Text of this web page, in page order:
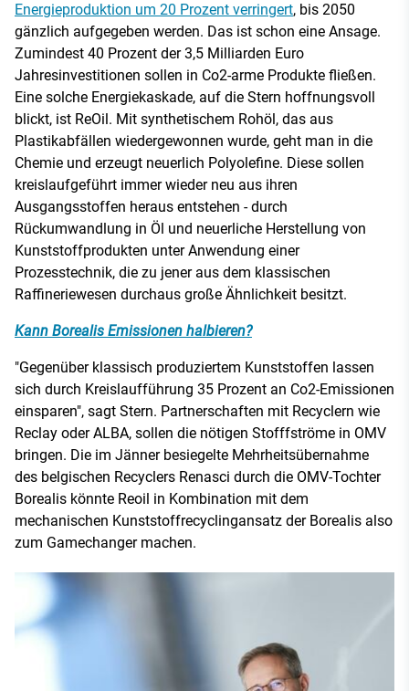
Energieproduktion um 20 Prozent verringert, bis 2050
gänzlich aufgegeben werden. Das ist schon eine Ansage.
Zumindest 40 Prozent der 3,5 Milliarden Euro
Jahresinvestitionen sollen in Co2-arme Produkte fließen.
Eine solche Energiekaskade, auf die Stern hoffnungsvoll
blickt, ist ReOil. Mit synthetischem Rohöl, das aus
Plastikabfällen wiedergewonnen wurde, geht man in die
Chemie und erzeugt neuerlich Polyolefine. Diese sollen
kreislaufgeführt immer wieder neu aus ihren
Ausgangsstoffen heraus entstehen - durch
Rückumwandlung in Öl und neuerliche Herstellung von
Kunststoffprodukten unter Anwendung einer
Prozesstechnik, die zu jener aus dem klassischen
Raffineriewesen durchaus große Ähnlichkeit besitzt.
Kann Borealis Emissionen halbieren?
"Gegenüber klassisch produziertem Kunststoffen lassen
sich durch Kreislaufführung 35 Prozent an Co2-Emissionen
einsparen", sagt Stern. Partnerschaften mit Recyclern wie
Reclay oder ALBA, sollen die nötigen Stofffströme in OMV
bringen. Die im Jänner besiegelte Mehrheitsübernahme
des belgischen Recyclers Renasci durch die OMV-Tochter
Borealis könnte Reoil in Kombination mit dem
mechanischen Kunststoffrecyclingansatz der Borealis also
zum Gamechanger machen.